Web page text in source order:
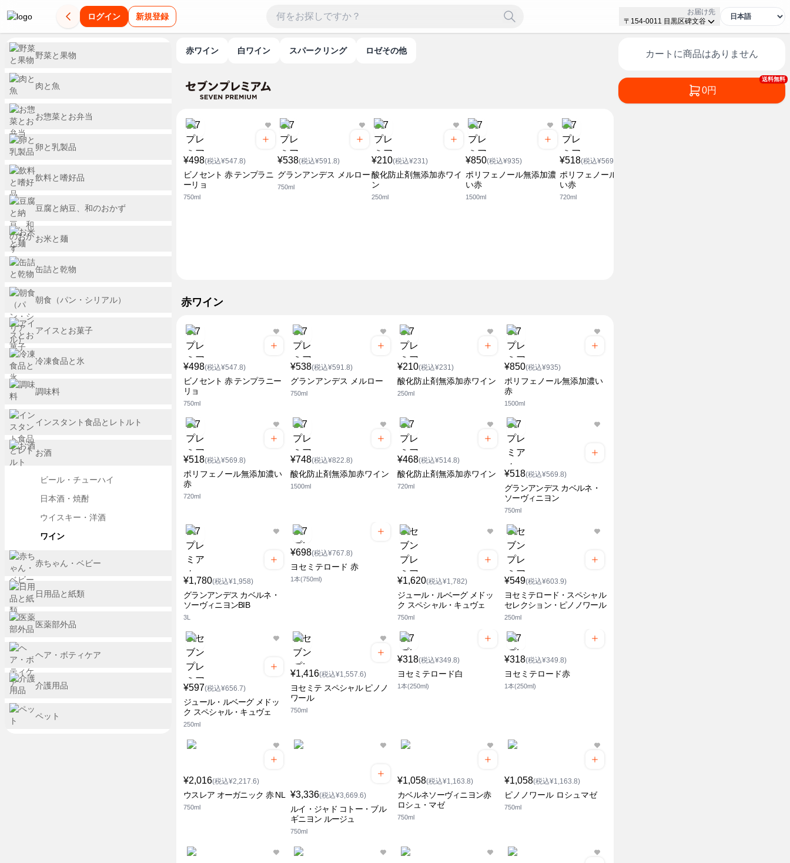
ログイン 新規登録
お届け先
〒154-0011 目黒区碑文谷
赤ワイン 白ワイン スパークリング ロゼその他
¥498(税込¥547.8)
ビノセント 赤 テンプラニ
ーリョ
750ml
¥538(税込¥591.8)
グランアンデス メルロー
750ml
¥210(税込¥231)
酸化防止剤無添加赤ワイ
ン
250ml
¥850(税込¥935)
ポリフェノール無添加濃
い赤
1500ml
¥518(税込¥569.8)
ポリフェノール無添加濃
い赤
720ml
赤ワイン
¥498(税込¥547.8)
ビノセント 赤 テンプラニー
リョ
750ml
¥538(税込¥591.8)
グランアンデス メルロー
750ml
¥210(税込¥231)
酸化防止剤無添加赤ワイン
250ml
¥850(税込¥935)
ポリフェノール無添加濃い
赤
1500ml
¥518(税込¥569.8)
ポリフェノール無添加濃い
赤
720ml
¥748(税込¥822.8)
酸化防止剤無添加赤ワイン
1500ml
¥468(税込¥514.8)
酸化防止剤無添加赤ワイン
720ml
¥518(税込¥569.8)
グランアンデス カベルネ・
ソーヴィニヨン
750ml
¥1,780(税込¥1,958)
グランアンデス カベルネ・
ソーヴィニヨンBIB
3L
¥698(税込¥767.8)
ヨセミテロード 赤
1本(750ml) ¥1,620(税込¥1,782)
ジュール・ルベーグ メドッ
ク スペシャル・キュヴェ
750ml
¥549(税込¥603.9)
ヨセミテロード・スペシャル
セレクション・ピノノワール
250ml
¥597(税込¥656.7)
ジュール・ルベーグ メドッ
ク スペシャル・キュヴェ
250ml
¥1,416(税込¥1,557.6)
ヨセミテ スペシャル ピノノ
ワール
750ml
¥318(税込¥349.8)
ヨセミテロード白
1本(250ml)
¥318(税込¥349.8)
ヨセミテロード赤
1本(250ml)
¥2,016(税込¥2,217.6)
ウスレア オーガニック 赤 NL
750ml
¥3,336(税込¥3,669.6)
ルイ・ジャド コトー・ブル
ギニヨン ルージュ
750ml
¥1,058(税込¥1,163.8)
カベルネソーヴィニヨン赤
ロシュ・マゼ
750ml
¥1,058(税込¥1,163.8)
ピノノワール ロシュマゼ
750ml
カートに商品はありません
送料無料
0円
野菜と果物
肉と魚
お惣菜とお弁当
卵と乳製品
飲料と嗜好品
豆腐と納豆、和のおかず
お米と麺
缶詰と乾物
朝食（パン・シリアル）
アイスとお菓子
冷凍食品と氷
調味料
インスタント食品とレトルト
お酒
ビール・チューハイ
日本酒・焼酎
ウイスキー・洋酒
ワイン
赤ちゃん・ベビー
日用品と紙類
医薬部外品
ヘア・ボティケア
介護用品
ペット